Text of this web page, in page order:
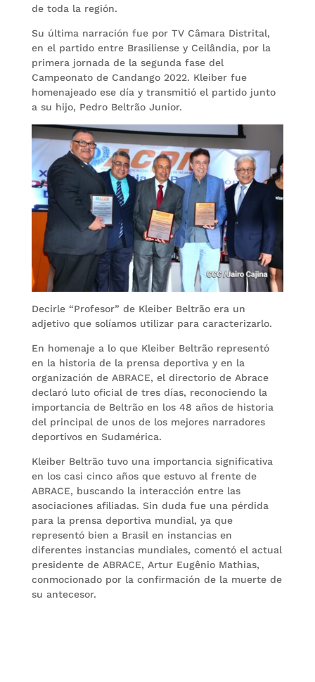
de toda la región.
Su última narración fue por TV Câmara Distrital,
en el partido entre Brasiliense y Ceilândia, por la
primera jornada de la segunda fase del
Campeonato de Candango 2022. Kleiber fue
homenajeado ese día y transmitió el partido junto
a su hijo, Pedro Beltrão Junior.
Decirle “Profesor” de Kleiber Beltrão era un
adjetivo que solíamos utilizar para caracterizarlo.
En homenaje a lo que Kleiber Beltrão representó
en la historia de la prensa deportiva y en la
organización de ABRACE, el directorio de Abrace
declaró luto oficial de tres días, reconociendo la
importancia de Beltrão en los 48 años de historia
del principal de unos de los mejores narradores
deportivos en Sudamérica.
Kleiber Beltrão tuvo una importancia significativa
en los casi cinco años que estuvo al frente de
ABRACE, buscando la interacción entre las
asociaciones afiliadas. Sin duda fue una pérdida
para la prensa deportiva mundial, ya que
representó bien a Brasil en instancias en
diferentes instancias mundiales, comentó el actual
presidente de ABRACE, Artur Eugênio Mathias,
conmocionado por la confirmación de la muerte de
su antecesor.